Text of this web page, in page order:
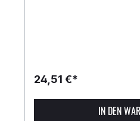
24,51 €*
IN DEN